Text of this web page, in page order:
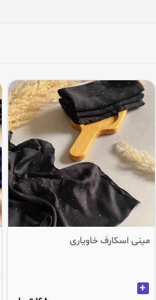
مینی اسکارف خاویاری
+